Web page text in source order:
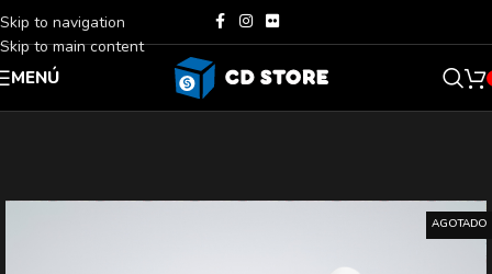
Skip to navigation
Skip to main content
MENÚ
AGOTADO